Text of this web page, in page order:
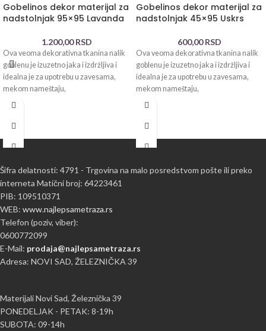
Gobelinos dekor materijal za
nadstolnjak 95×95 Lavanda
1.200,00RSD
Ova veoma dekorativna tkanina nalik
goblenu je izuzetno jaka i izdržljiva i
idealna je za upotrebu u zavesama,
mekom nameštaju,
Gobelinos dekor materijal za
nadstolnjak 45×95 Uskrs
600,00RSD
Ova veoma dekorativna tkanina nalik
goblenu je izuzetno jaka i izdržljiva i
idealna je za upotrebu u zavesama,
mekom nameštaju,
Šifra delatnosti: 4791 - Trgovina na malo posredstvom pošte ili preko
interneta Matični broj: 64223461
PIB: 109510371
WEB: www.najlepsametraza.rs
Telefon (poziv, viber):
0600772099
E-Mail: prodaja@najlepsametraza.rs
Adresa: NOVI SAD, ŽELEZNIČKA 39
Materijali Novi Sad, Železnička 39
PONEDELJAK - PETAK: 8-19h
SUBOTA: 09-14h